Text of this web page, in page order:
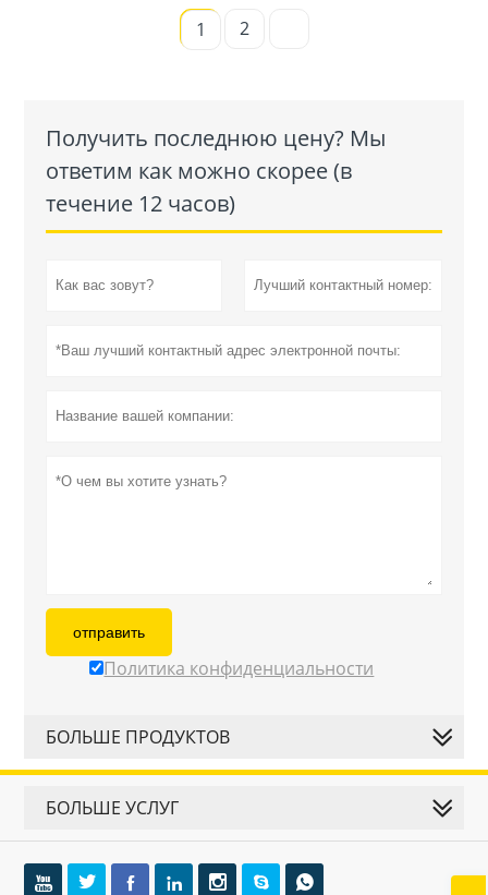
1 2
Получить последнюю цену? Мы
ответим как можно скорее (в
течение 12 часов)
отправить
Политика конфиденциальности
БОЛЬШЕ ПРОДУКТОВ
БОЛЬШЕ УСЛУГ
      